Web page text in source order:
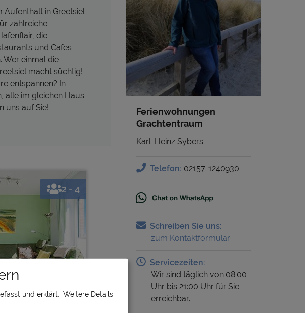
Aufenthalt in Greetsiel
zahlreiche
die
und Cafes
Wer einmal die
macht süchtig!
entspannen? In
alle im gleichen Haus
uns auf Sie!
2 - 4
Ferienwohnungen
Grachtentraum
Karl-Heinz Sybers
Telefon: 02157-1240930
Schreiben Sie uns:
zum Kontaktformular
Servicezeiten:
Wir sind täglich von 08:00
Uhr bis 21:00 Uhr für Sie
erreichbar.
und erklärt.
Weitere Details